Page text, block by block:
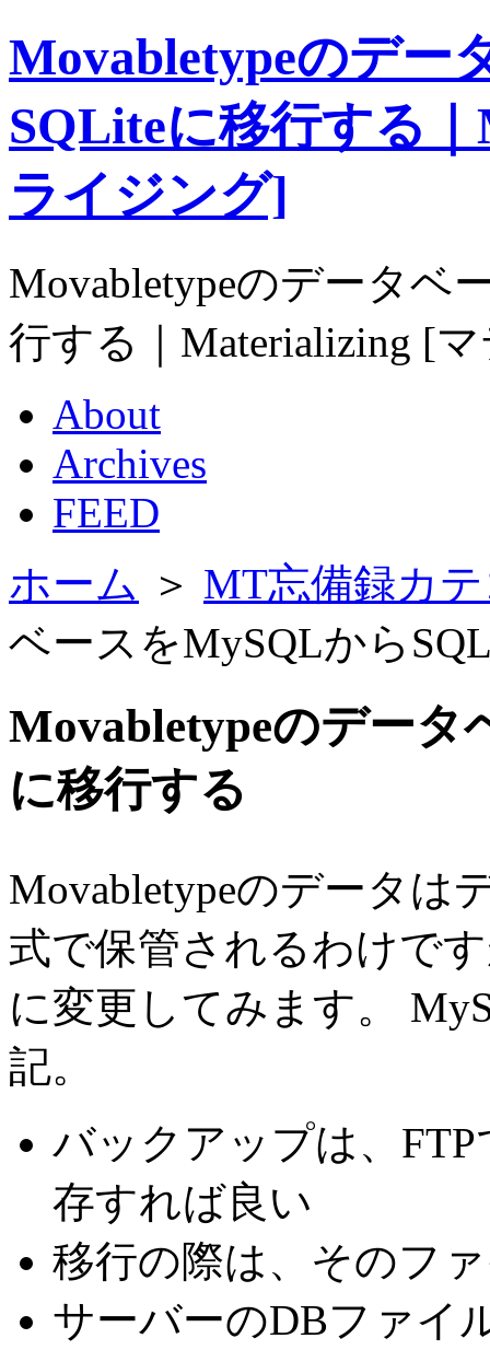
Movabletypeのデー
SQLiteに移行する
ライジング]
Movabletypeのデータベ
行する｜Materializing [
About
Archives
FEED
ホーム ＞ MT忘備録カ
ベースをMySQLから
Movabletypeのデータ
に移行する
Movabletypeのデータ
式で保管されるわけで
に変更してみます。
記。
バックアップは、
存すれば良い
移行の際は、そのフ
サーバーのDBファイ